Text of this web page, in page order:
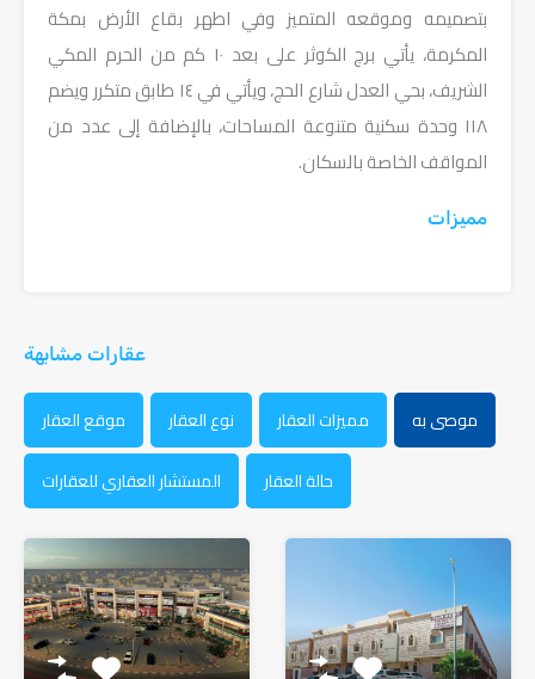
بتصميمه وموقعه المتميز وفي اطهر بقاع الأرض بمكة
المكرمة، يأتي برج الكوثر على بعد ١٠ كم من الحرم المكي
الشريف، بحي العدل شارع الحج، ويأتي في ١٤ طابق متكرر ويضم
١١٨ وحدة سكنية متنوعة المساحات، بالإضافة إلى عدد من
المواقف الخاصة بالسكان.
مميزات
عقارات مشابهة
موصى به مميزات العقار نوع العقار
موقع العقار
حالة العقار
المستشار العقاري للعقارات